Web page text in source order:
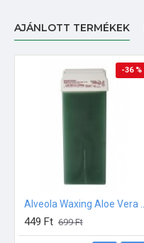
AJÁNLOTT TERMÉKEK
-36 %
449 Ft 699 Ft